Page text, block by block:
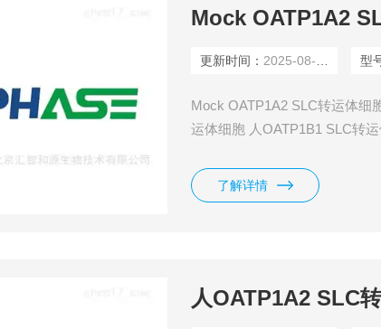
Mock OATP1A2
更新时间： 2025-08-10 型
Mock OATP1A2 SLC转运体细
运体细胞 人OATP1B1 SLC转
人OCT1 SLC转运体细胞 人
了解详情
人OATP1A2 SLC